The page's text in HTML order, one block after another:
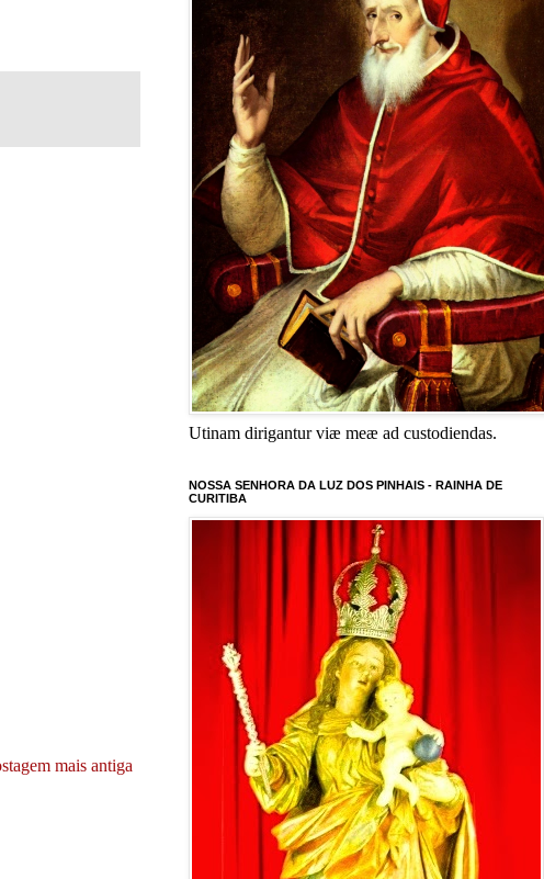
mais antiga
Utinam dirigantur viæ meæ ad custodiendas.
NOSSA SENHORA DA LUZ DOS PINHAIS - RAINHA DE
CURITIBA